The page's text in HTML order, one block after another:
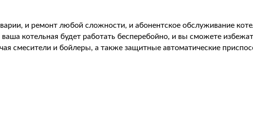
и ремонт любой сложности, и абонентское обслуживание
котельная будет работать бесперебойно, и вы сможете
смесители и бойлеры, а также защитные автоматические